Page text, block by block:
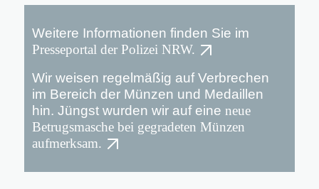
Weitere Informationen finden Sie im
Presseportal der Polizei NRW.
Wir weisen regelmäßig auf Verbrechen
im Bereich der Münzen und Medaillen
hin. Jüngst wurden wir auf eine neue
Betrugsmasche bei gegradeten Münzen
aufmerksam.